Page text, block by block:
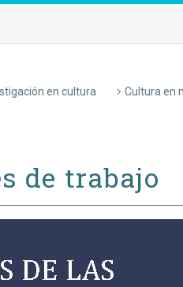
en cultura Cultura en
de trabajo